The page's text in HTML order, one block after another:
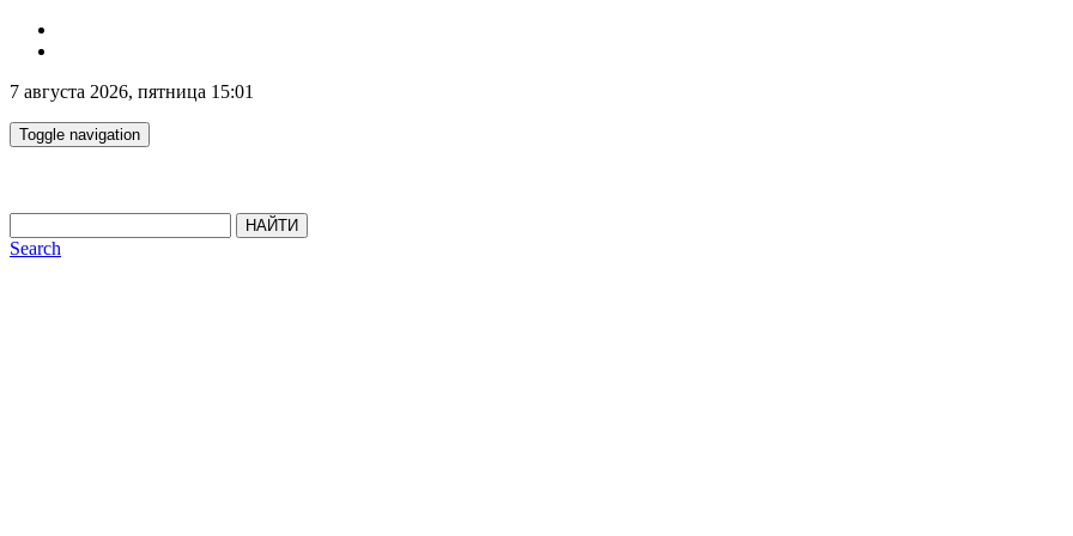
7 августа 2026, пятница 15:01
Toggle navigation
НАЙТИ
Search